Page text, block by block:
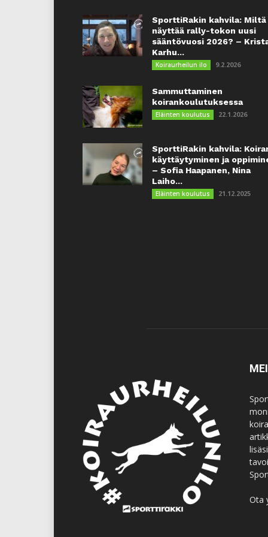
SporttiRakin kahvila: Miltä
näyttää rally-tokon uusi
sääntövuosi 2026? –
Karhu...
Koiraurheilun ilo 9.2.2026
Sammuttaminen
koirankoulutuksessa
Eläinten koulutus 22.1.2026
SporttiRakin kahvila:
käyttäytyminen ja
– Sofia Haapanen, Nina
Laiho...
Eläinten koulutus 21.12.2025
Ota